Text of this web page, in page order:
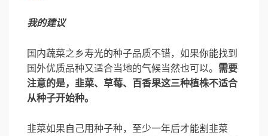
我的建议
国内蔬菜之乡寿光的种子品质不错，如果你能找到
国外优质品种又适合当地的气候当然也可以。 需要
注意的是，韭菜、草莓、百香果这三种植株不适合
从种子开始种。
韭菜如果自己用种子种，至少一年后才能割韭菜